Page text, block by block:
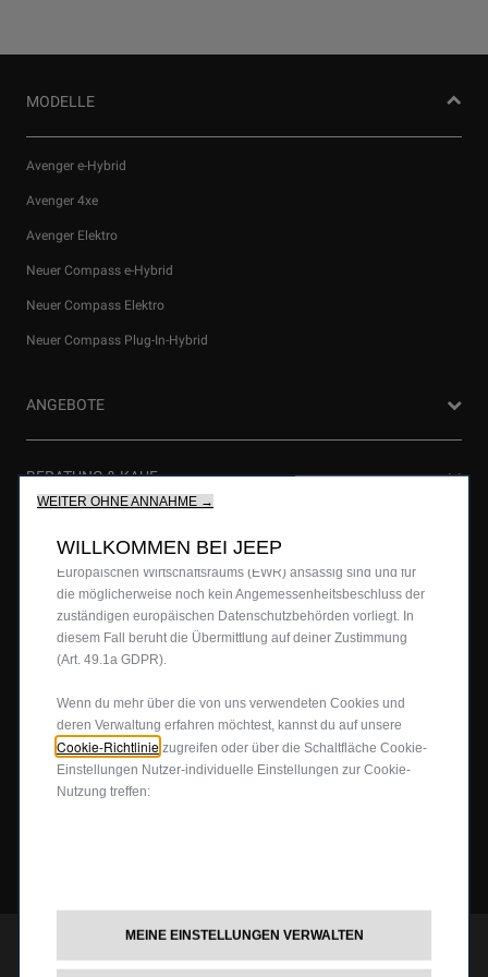
MODELLE
Avenger e-Hybrid
Avenger 4xe
Avenger Elektro
Neuer Compass e-Hybrid
Neuer Compass Elektro
Neuer Compass Plug-In-Hybrid
ANGEBOTE
Privatkunden Angebote
Firmenkundenangebote
BERATUNG & KAUF
Probefahrt anfragen
Angebot anfordern
Partnersuche
Newsletter
JEEP®4X4
4x4 Experience
FAQ und Glossar
JEEP LIFE
Jeep Events
Jeep News
Jeep Merchandise
Business Center
Probefahrt anfragen
SERVICE
Ersatzteile & Tipps
Kundendienst
®
Der Jeep Customer Care Service ist in Österreich
WEITER OHNE ANNAHME →
WILLKOMMEN BEI JEEP
Wir verwenden Cookies und/oder andere Tracking‑Tools (die
„Tools“), um dir das bestmögliche Erlebnis auf unserer Website
Verfügbarkeit unserer Websites sicherzustellen. Cookies
Leistungen unserer Websites durch verschiedene Funktionen
von Drittanbietern verwenden, um Werbung zu senden, die für
verarbeitet werden, die in Ländern außerhalb des
Europäischen Wirtschaftsraums (EWR) ansässig sind und für
die möglicherweise noch kein Angemessenheitsbeschluss der
zuständigen europäischen Datenschutzbehörden vorliegt. In
diesem Fall beruht die Übermittlung auf deiner Zustimmung
(Art. 49.1a GDPR).
Wenn du mehr über die von uns verwendeten Cookies und
deren Verwaltung erfahren möchtest, kannst du auf unsere
Cookie-Richtlinie zugreifen oder über die Schaltfläche Cookie-
Einstellungen Nutzer-individuelle Einstellungen zur Cookie-
Nutzung treffen:
MEINE EINSTELLUNGEN VERWALTEN